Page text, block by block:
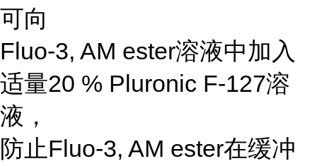
可向
Fluo-3, AM ester溶液中加入
适量20 % Pluronic F-127溶
液，
防止Fluo-3, AM ester在缓冲